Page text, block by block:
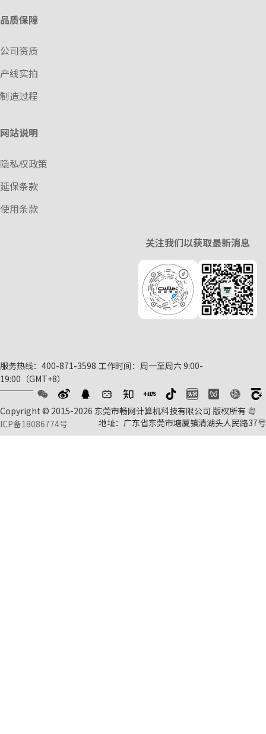
品质保障
公司资质
产线实拍
制造过程
网站说明
隐私权政策
延保条款
使用条款
关注我们以获取最新消息
服务热线：400-871-3598 工作时间：周一至周六 9:00-
19:00（GMT+8）
Copyright © 2015-2026 东莞市畅网计算机科技有限公司 版权所有 粤
ICP备18086774号
地址：广东省东莞市塘厦镇清湖头人民路37号